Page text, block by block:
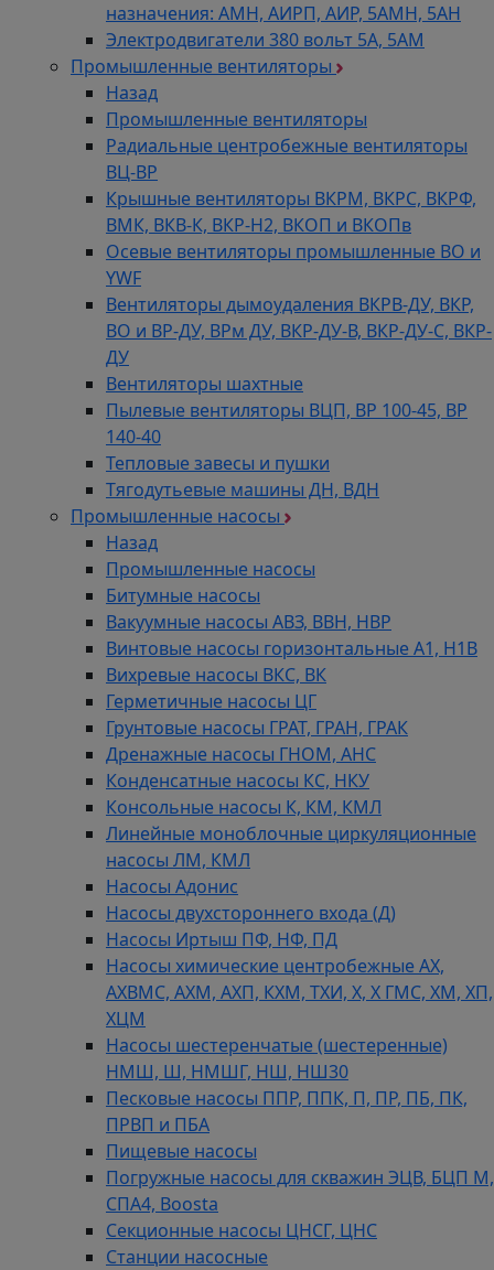
назначения: АМН, АИРП, АИР, 5АМН, 5АН
Электродвигатели 380 вольт 5А, 5АМ
Промышленные вентиляторы
Назад
Промышленные вентиляторы
Радиальные центробежные вентиляторы
ВЦ-ВР
Крышные вентиляторы ВКРМ, ВКРС, ВКРФ,
ВМК, ВКВ-К, ВКР-Н2, ВКОП и ВКОПв
Осевые вентиляторы промышленные ВО и
YWF
Вентиляторы дымоудаления ВКРВ-ДУ, ВКР,
ВО и ВР-ДУ, ВРм ДУ, ВКР-ДУ-В, ВКР-ДУ-С, ВКР-
ДУ
Вентиляторы шахтные
Пылевые вентиляторы ВЦП, ВР 100-45, ВР
140-40
Тепловые завесы и пушки
Тягодутьевые машины ДН, ВДН
Промышленные насосы
Назад
Промышленные насосы
Битумные насосы
Вакуумные насосы АВЗ, ВВН, НВР
Винтовые насосы горизонтальные А1, Н1В
Вихревые насосы ВКС, ВК
Герметичные насосы ЦГ
Грунтовые насосы ГРАТ, ГРАН, ГРАК
Дренажные насосы ГНОМ, АНС
Конденсатные насосы КС, НКУ
Консольные насосы К, КМ, КМЛ
Линейные моноблочные циркуляционные
насосы ЛМ, КМЛ
Насосы Адонис
Насосы двухстороннего входа (Д)
Насосы Иртыш ПФ, НФ, ПД
Насосы химические центробежные АХ,
АХВМС, АХМ, АХП, КХМ, ТХИ, Х, Х ГМС, ХМ, ХП,
ХЦМ
Насосы шестеренчатые (шестеренные)
НМШ, Ш, НМШГ, НШ, НШ30
Песковые насосы ППР, ППК, П, ПР, ПБ, ПК,
ПРВП и ПБА
Пищевые насосы
Погружные насосы для скважин ЭЦВ, БЦП М,
СПА4, Boosta
Секционные насосы ЦНСГ, ЦНС
Станции насосные